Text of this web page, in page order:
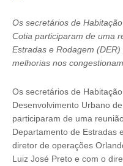
Os secretários de
Cotia participaram de uma
Estradas e Rodagem
melhorias nos
Os secretários de
Desenvolvimento Urbano
participaram de uma
Departamento de Estradas
diretor de operações
Luiz José Preto e com o